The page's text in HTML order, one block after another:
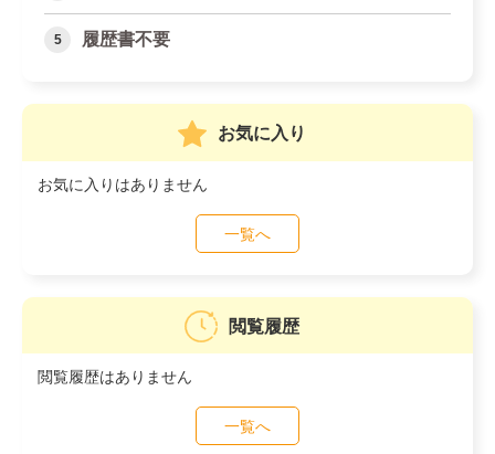
履歴書不要
お気に入り
お気に入りはありません
一覧へ
閲覧履歴
閲覧履歴はありません
一覧へ